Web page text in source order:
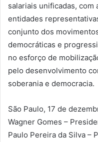
salariais unificadas, com
entidades
conjunto dos
democráticas e
no esforço de
pelo desenvolvimento
soberania e democracia.
São Paulo, 17 de
Wagner Gomes –
Paulo Pereira da Silva –